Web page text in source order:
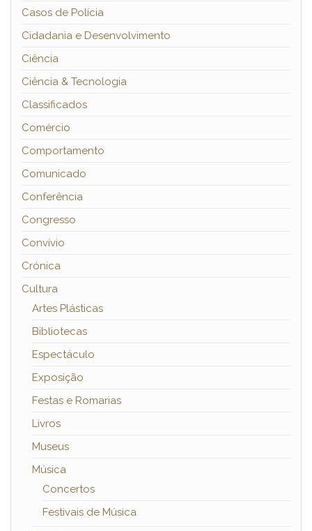
Casos de Polícia
Cidadania e Desenvolvimento
Ciência
Ciência & Tecnologia
Classificados
Comércio
Comportamento
Comunicado
Conferência
Congresso
Convívio
Crónica
Cultura
Artes Plásticas
Bibliotecas
Espectáculo
Exposição
Festas e Romarias
Livros
Museus
Música
Concertos
Festivais de Música